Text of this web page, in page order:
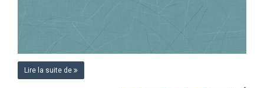
Lire la suite de